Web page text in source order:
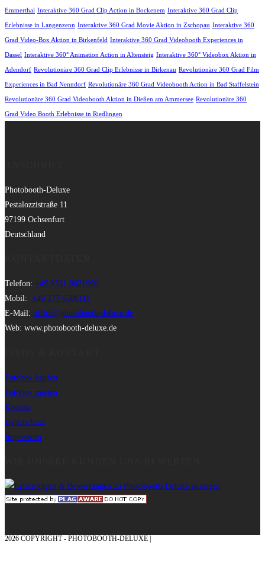
Emmerthal Interaktive 360 Grad Clip Action in Bockenem Interaktive 360 Grad Clip
Erlebnisse in Langenzenn Interaktive 360 Grad Movie Aktion in Zschopau Interaktive 360
Grad Video-Box Aktion in Birkenfeld Interaktive 360 Grad Videobooth Experiences in
Dassel Interaktive 360° Animation Action in Altensteig Interaktive 360° Videobox Aktion in
Adendorf Revolutionäre 360 Grad Clip Erlebnisse in Birkenau Revolutionäre 360 Grad Film
Experiences in Bad Nenndorf Revolutionäre 360 Grad Videobooth Action in Bad Staffelstein
Revolutionäre 360 Grad Videobooth Aktion in Dießen am Ammersee Revolutionäre 360
Grad Video Booth Erlebnisse in Riedlingen
Photobooth-Deluxe
Pestalozzistraße 11
97199 Ochsenfurt
Deutschland
Telefon: +49 9331 8021990
Mobil: +49 177 6506111
E-Mail: office@photobooth-deluxe.de
Web: www.photobooth-deluxe.de
Fotobox kaufen
Fotobox mieten
Kontakt
Datenschutz
Impressum
2026 COPYRIGHT - PHOTOBOOTH-DELUXE |